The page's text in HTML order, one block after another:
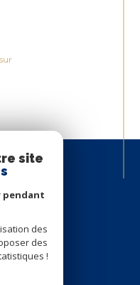
site
pendant
des
des
!